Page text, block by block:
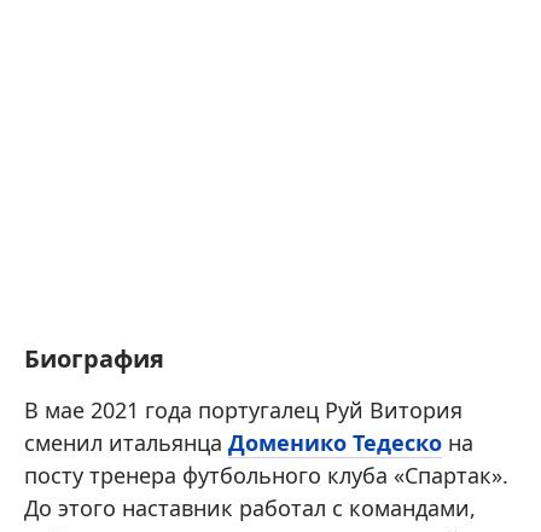
Биография
В мае 2021 года португалец Руй Витория
сменил итальянца Доменико Тедеско на
посту тренера футбольного клуба «Спартак».
До этого наставник работал с командами,